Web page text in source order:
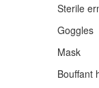
Sterile
Goggles
Mask
Bouffant